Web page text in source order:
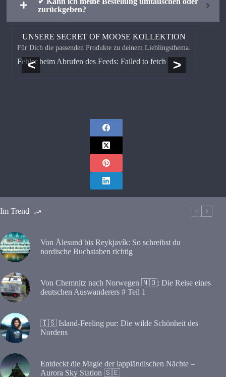
zurückgeben?
UNSERE SECRET OF MOOSE KOLLEKTION
Für Dich die passenden Produkte zu deinem Lieblingsthema.
<
Fehler beim Abrufen des Feeds: Failed to fetch >
Im Trend
Von Ålesund bis Reykjavík: So schreibst du
nordische Buchstaben richtig
Von Chemnitz nach Norwegen 🇳🇴: Die Reise eines
deutschen Auswanderers # Teil 1
🇮🇸 Island-Feeling pur: Die wilde Schönheit des
Nordens
Entdeckt die Magie der lappländischen Nächte –
Aurora Sky Station 🇸🇪